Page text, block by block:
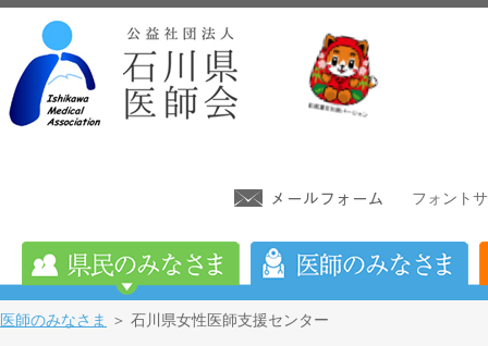
フォント
医師のみなさま ＞ 石川県女性医師支援センター